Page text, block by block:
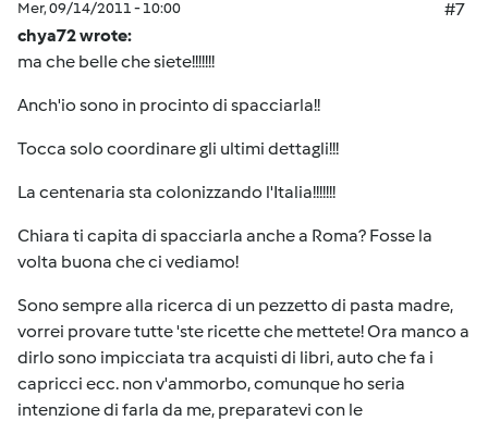
Mer, 09/14/2011 - 10:00
#7
chya72 wrote:
ma che belle che siete!!!!!!!
Anch'io sono in procinto di spacciarla!!
Tocca solo coordinare gli ultimi dettagli!!!
La centenaria sta colonizzando l'Italia!!!!!!!
Chiara ti capita di spacciarla anche a Roma? Fosse la
volta buona che ci vediamo!
Sono sempre alla ricerca di un pezzetto di pasta madre,
vorrei provare tutte 'ste ricette che mettete! Ora manco a
dirlo sono impicciata tra acquisti di libri, auto che fa i
capricci ecc. non v'ammorbo, comunque ho seria
intenzione di farla da me, preparatevi con le